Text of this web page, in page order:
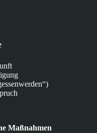
Maßnahmen